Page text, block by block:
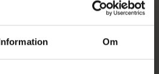
Om
Dölj